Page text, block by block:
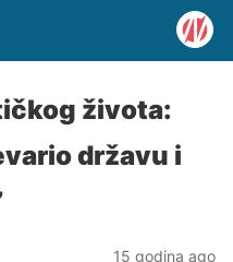
života:
državu i
15 godina ago